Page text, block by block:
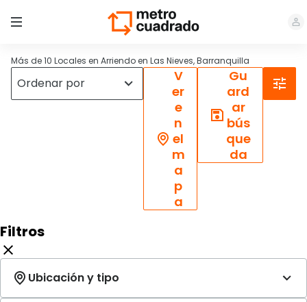
Más de 10 Locales en Arriendo en Las Nieves, Barranquilla
V
er
e
n
el
m
a
p
a
Gu
ard
ar
bús
que
da
Filtros